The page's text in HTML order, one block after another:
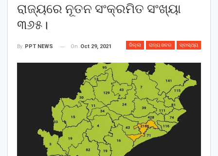
ରାଜ୍ୟରେ ନୂତନ ସଂକ୍ରମିତ ସଂଖ୍ୟା
୩୬୫।
ଜିଲ୍ଲା ରାଜ୍ୟ ଖବର ସ୍ବାସ୍ଥ୍ୟ
By PPT NEWS On Oct 29, 2021